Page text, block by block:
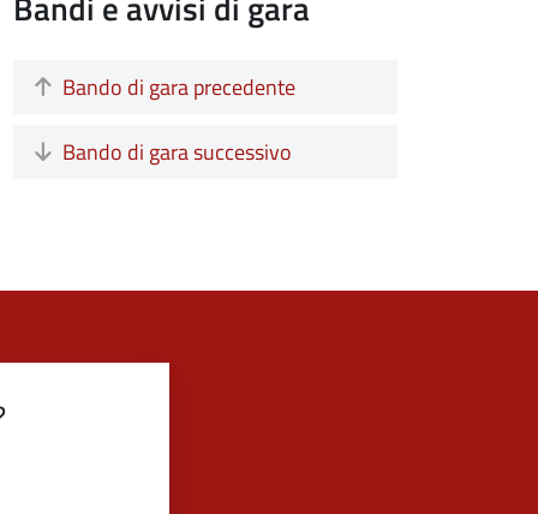
Bando di gara precedente
Bando di gara successivo